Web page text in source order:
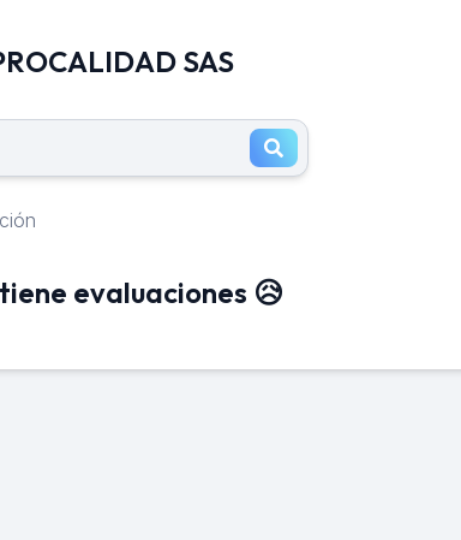
SAS
evaluaciones 😥